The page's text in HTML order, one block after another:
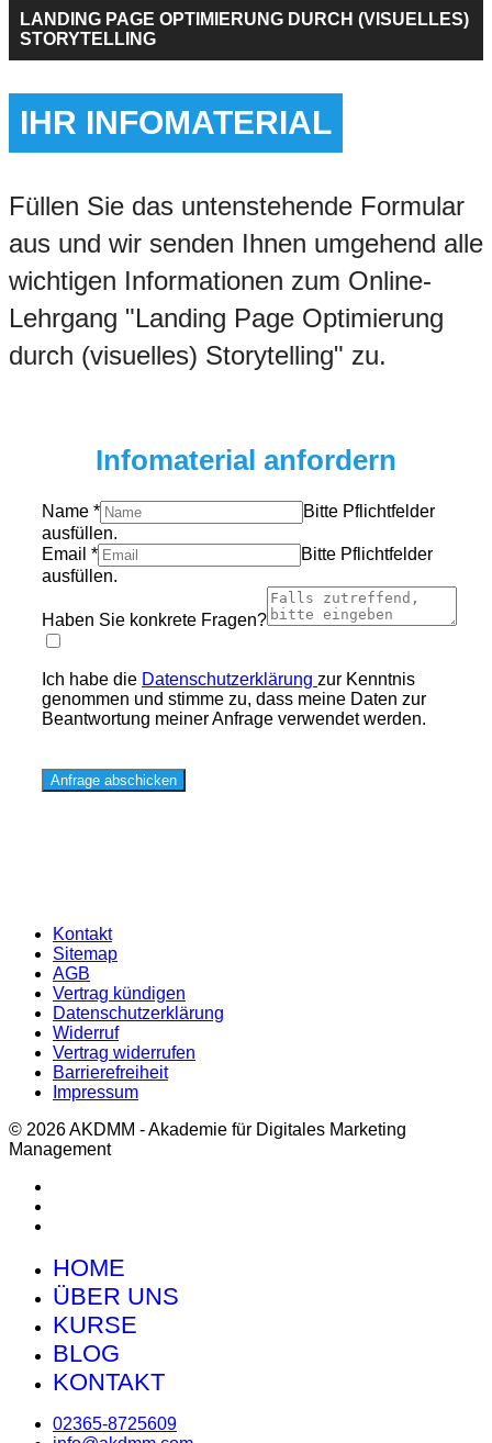
LANDING PAGE OPTIMIERUNG DURCH (VISUELLES)
STORYTELLING
IHR INFOMATERIAL
Füllen Sie das untenstehende Formular
aus und wir senden Ihnen umgehend alle
wichtigen Informationen zum Online-
Lehrgang "Landing Page Optimierung
durch (visuelles) Storytelling" zu.
Infomaterial anfordern
Name *
Bitte Pflichtfelder
ausfüllen.
Email *
Bitte Pflichtfelder
ausfüllen.
Haben Sie konkrete Fragen?
Ich habe die Datenschutzerklärung zur Kenntnis
genommen und stimme zu, dass meine Daten zur
Beantwortung meiner Anfrage verwendet werden.
Anfrage abschicken
Kontakt
Sitemap
AGB
Vertrag kündigen
Datenschutzerklärung
Widerruf
Vertrag widerrufen
Barrierefreiheit
Impressum
© 2026 AKDMM - Akademie für Digitales Marketing
Management
HOME
ÜBER UNS
KURSE
BLOG
KONTAKT
02365-8725609